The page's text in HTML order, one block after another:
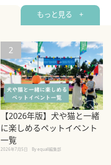
もっと見る +
2
【2026年版】犬や猫と一緒
に楽しめるペットイベント
一覧
2026年7月5日 By equall編集部